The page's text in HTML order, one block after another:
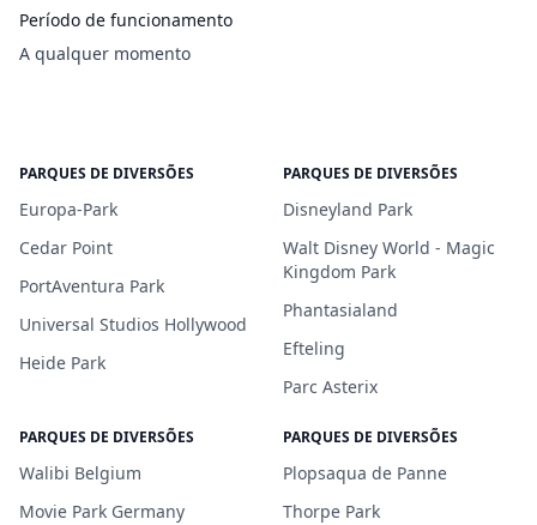
Período de funcionamento
A qualquer momento
PARQUES DE DIVERSÕES
Europa-Park
Cedar Point
PortAventura Park
Universal Studios Hollywood
Heide Park
PARQUES DE DIVERSÕES
Disneyland Park
Walt Disney World - Magic
Kingdom Park
Phantasialand
Efteling
Parc Asterix
PARQUES DE DIVERSÕES
Walibi Belgium
Movie Park Germany
PARQUES DE DIVERSÕES
Plopsaqua de Panne
Thorpe Park